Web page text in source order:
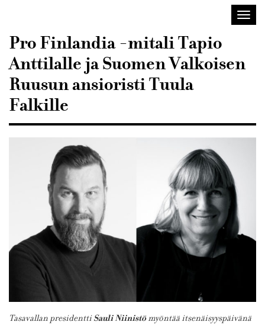
Pro Finlandia -mitali Tapio
Anttilalle ja Suomen Valkoisen
Ruusun ansioristi Tuula
Falkille
Tasavallan presidenttiSauli Niinistömyöntää itsenäisyyspäivänä